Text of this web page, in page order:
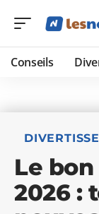
Conseils
Le
2026 :